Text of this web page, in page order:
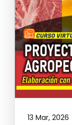
13 Mar, 2026